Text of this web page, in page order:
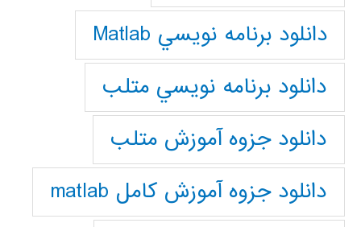
دانلود برنامه نويسي Matlab
دانلود برنامه نويسي متلب
دانلود جزوه آموزش متلب
دانلود جزوه آموزش کامل matlab